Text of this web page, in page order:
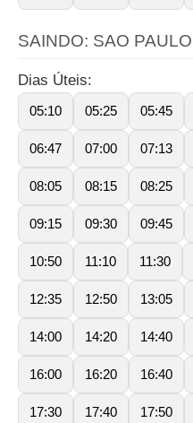
SAINDO: SAO
Dias Úteis:
05:10 05:25 05:45
06:47 07:00 07:13
08:05 08:15 08:25
09:15 09:30 09:45
10:50 11:10 11:30
12:35 12:50 13:05
14:00 14:20 14:40
16:00 16:20 16:40
17:30 17:40 17:50